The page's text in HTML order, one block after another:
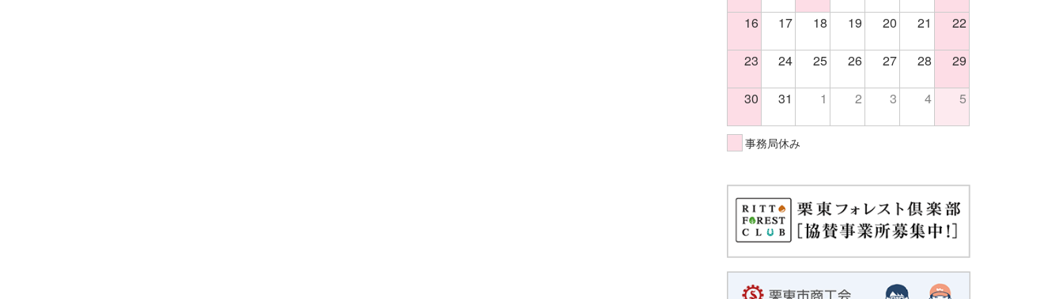
16 17 18 19 20 21 22
23 24 25 26 27 28 29
30 31 1 2 3 4 5
事務局休み